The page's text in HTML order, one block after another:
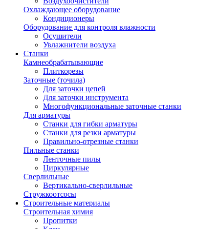
Охлаждающее оборудование
Кондиционеры
Оборудование для контроля влажности
Осушители
Увлажнители воздуха
Станки
Камнеобрабатывающие
Плиткорезы
Заточные (точила)
Для заточки цепей
Для заточки инструмента
Многофункциональные заточные станки
Для арматуры
Станки для гибки арматуры
Станки для резки арматуры
Правильно-отрезные станки
Пильные станки
Ленточные пилы
Циркулярные
Сверлильные
Вертикально-сверлильные
Стружкоотсосы
Строительные материалы
Строительная химия
Пропитки